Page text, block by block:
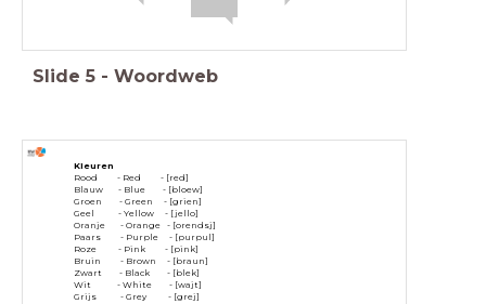
Slide 5 - Woordweb
Kleuren
Rood - Red - [red]
Blauw - Blue - [bloew]
Groen - Green - [grien]
Geel - Yellow - [jello]
Oranje - Orange - [orendsj]
Paars - Purple - [purpul]
Roze - Pink - [pink]
Bruin - Brown - [braun]
Zwart - Black - [blek]
Wit - White - [wajt]
Grijs - Grey - [grej]